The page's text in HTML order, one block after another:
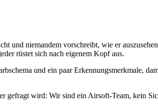
und niemandem vorschreibt, wie er
rüstet sich nach eigenem Kopf aus.
und ein paar Erkennungsmerkmale,
gefragt wird: Wir sind ein Airsoft-Team, kein